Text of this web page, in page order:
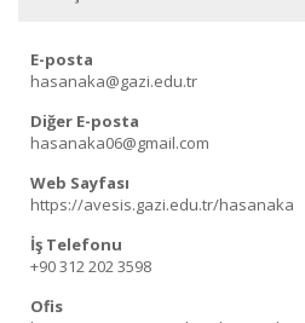
E-posta
hasanaka@gazi.edu.tr
Diğer E-posta
hasanaka06@gmail.com
Web Sayfası
https://avesis.gazi.edu.tr/hasanaka
İş Telefonu
+90 312 202 3598
Ofis